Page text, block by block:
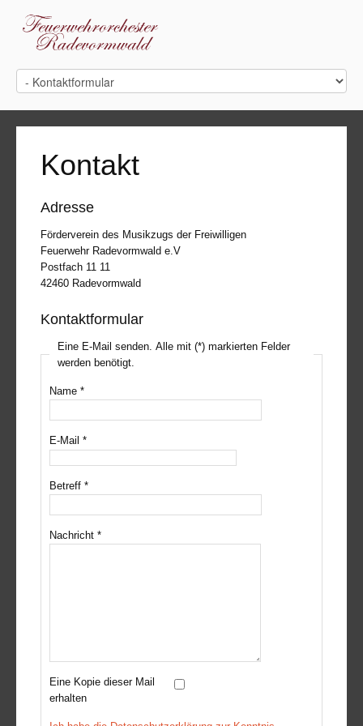
Kontakt
Adresse
Förderverein des Musikzugs der Freiwilligen
Feuerwehr Radevormwald e.V
Postfach 11 11
42460 Radevormwald
Kontaktformular
Eine E-Mail senden. Alle mit (*) markierten Felder
werden benötigt.
Name *
E-Mail *
Betreff *
Nachricht *
Eine Kopie dieser Mail
erhalten